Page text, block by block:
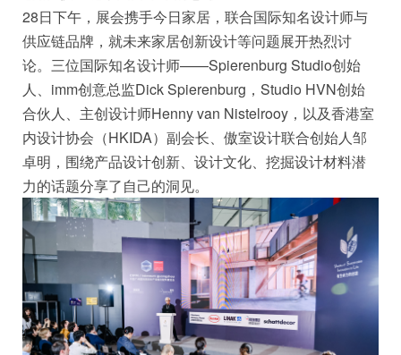
28日下午，展会携手今日家居，联合国际知名设计师与
供应链品牌，就未来家居创新设计等问题展开热烈讨
论。三位国际知名设计师——Spierenburg Studio创始
人、imm创意总监Dick Spierenburg，Studio HVN创始
合伙人、主创设计师Henny van Nistelrooy，以及香港室
内设计协会（HKIDA）副会长、傲室设计联合创始人邹
卓明，围绕产品设计创新、设计文化、挖掘设计材料潜
力的话题分享了自己的洞见。